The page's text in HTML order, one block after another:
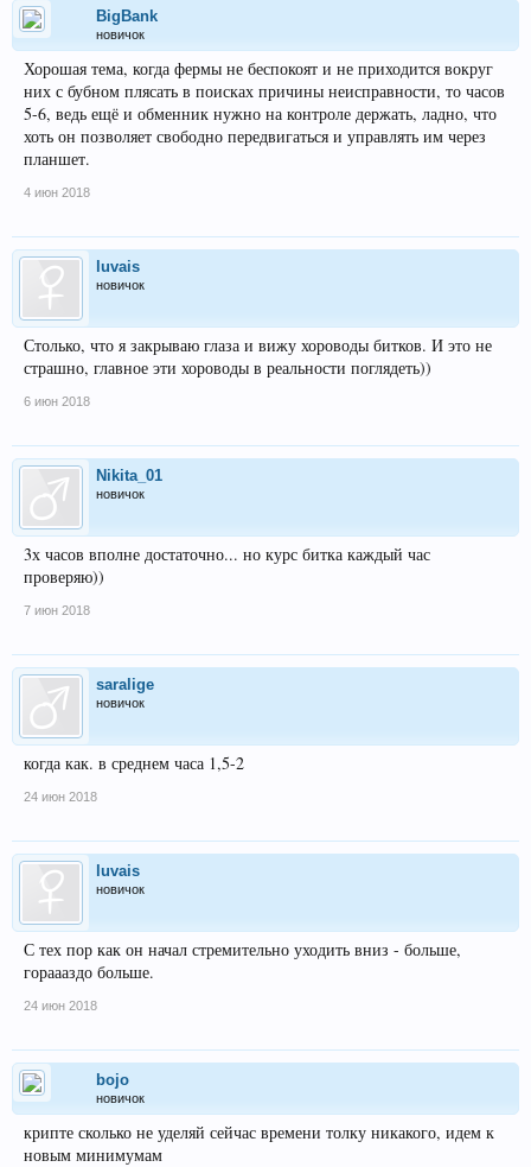
BigBank
новичок
Хорошая тема, когда фермы не беспокоят и не приходится вокруг
них с бубном плясать в поисках причины неисправности, то часов
5-6, ведь ещё и обменник нужно на контроле держать, ладно, что
хоть он позволяет свободно передвигаться и управлять им через
планшет.
4 июн 2018
luvais
новичок
Столько, что я закрываю глаза и вижу хороводы битков. И это не
страшно, главное эти хороводы в реальности поглядеть))
6 июн 2018
Nikita_01
новичок
3х часов вполне достаточно... но курс битка каждый час
проверяю))
7 июн 2018
saralige
новичок
когда как. в среднем часа 1,5-2
24 июн 2018
luvais
новичок
С тех пор как он начал стремительно уходить вниз - больше,
гораааздо больше.
24 июн 2018
bojo
новичок
крипте сколько не уделяй сейчас времени толку никакого, идем к
новым минимумам